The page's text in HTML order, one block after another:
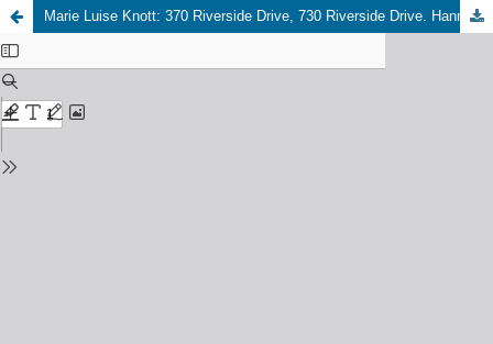
Marie Luise Knott: 370 Riverside Drive, 730 Riverside Drive. Hannah Arendt und Ralph Ellison - 17 Hinweise, Berlin: Matthes & Seitz, 2022.